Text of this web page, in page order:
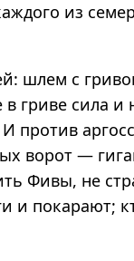
из
шлем с
гриве сила
против
ворот —
Фивы, не
и покарают;